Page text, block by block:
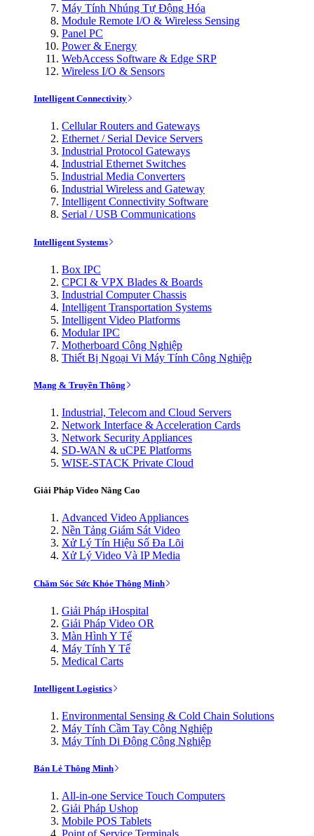
Máy Tính Nhúng Tự Động Hóa
Module Remote I/O & Wireless Sensing
Panel PC
Power & Energy
WebAccess Software & Edge SRP
Wireless I/O & Sensors
Intelligent Connectivity
Cellular Routers and Gateways
Ethernet / Serial Device Servers
Industrial Protocol Gateways
Industrial Ethernet Switches
Industrial Media Converters
Industrial Wireless and Gateway
Intelligent Connectivity Software
Serial / USB Communications
Intelligent Systems
Box IPC
CPCI & VPX Blades & Boards
Industrial Computer Chassis
Intelligent Transportation Systems
Intelligent Video Platforms
Modular IPC
Motherboard Công Nghiệp
Thiết Bị Ngoại Vi Máy Tính Công Nghiệp
Mạng & Truyền Thông
Industrial, Telecom and Cloud Servers
Network Interface & Acceleration Cards
Network Security Appliances
SD-WAN & uCPE Platforms
WISE-STACK Private Cloud
Giải Pháp Video Nâng Cao
Advanced Video Appliances
Nền Tảng Giám Sát Video
Xử Lý Tín Hiệu Số Đa Lõi
Xử Lý Video Và IP Media
Chăm Sóc Sức Khỏe Thông Minh
Giải Pháp iHospital
Giải Pháp Video OR
Màn Hình Y Tế
Máy Tính Y Tế
Medical Carts
Intelligent Logistics
Environmental Sensing & Cold Chain Solutions
Máy Tính Cầm Tay Công Nghiệp
Máy Tính Di Động Công Nghiệp
Bán Lẻ Thông Minh
All-in-one Service Touch Computers
Giải Pháp Ushop
Mobile POS Tablets